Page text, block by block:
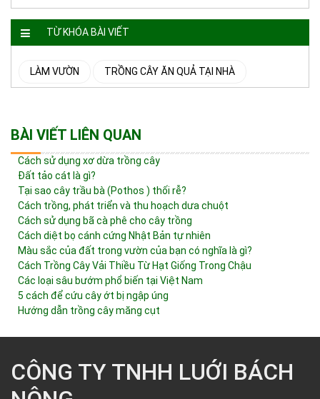
TỪ KHÓA BÀI VIẾT
LÀM VƯỜN TRỒNG CÂY ĂN QUẢ TẠI NHÀ
BÀI VIẾT LIÊN QUAN
Cách sử dụng xơ dừa trồng cây
Đất tảo cát là gì?
Tại sao cây trầu bà (Pothos ) thối rễ?
Cách trồng, phát triển và thu hoạch dưa chuột
Cách sử dụng bã cà phê cho cây trồng
Cách diệt bọ cánh cứng Nhật Bản tự nhiên
Màu sắc của đất trong vườn của bạn có nghĩa là gì?
Cách Trồng Cây Vải Thiều Từ Hạt Giống Trong Chậu
Các loại sâu bướm phổ biến tại Việt Nam
5 cách để cứu cây ớt bị ngập úng
Hướng dẫn trồng cây măng cụt
CÔNG TY TNHH LUỚI BÁCH